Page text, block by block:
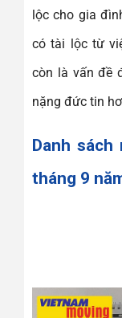
lộc cho gia
có tài lộc từ
còn là vấn đề
nặng đức tin
Danh
tháng 9